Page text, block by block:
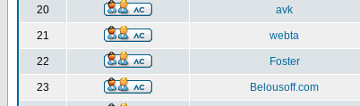
20 avk
21 webta
22 Foster
23 Belousoff.com